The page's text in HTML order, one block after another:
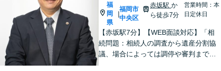
福
岡
県
|
福岡市
中央区
赤坂駅 か
ら徒歩7分
営業時間：本
日定休日
【赤坂駅7分】【WEB面談対応】「相
続問題：相続人の調査から遺産分割協
議、場合によっては調停や審判まで、